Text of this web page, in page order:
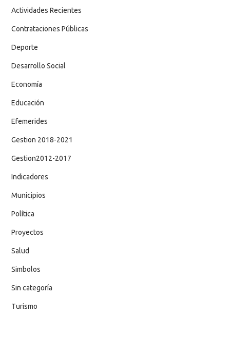
Actividades Recientes
Contrataciones Públicas
Deporte
Desarrollo Social
Economía
Educación
Efemerides
Gestion 2018-2021
Gestion2012-2017
Indicadores
Municipios
Política
Proyectos
Salud
Simbolos
Sin categoría
Turismo